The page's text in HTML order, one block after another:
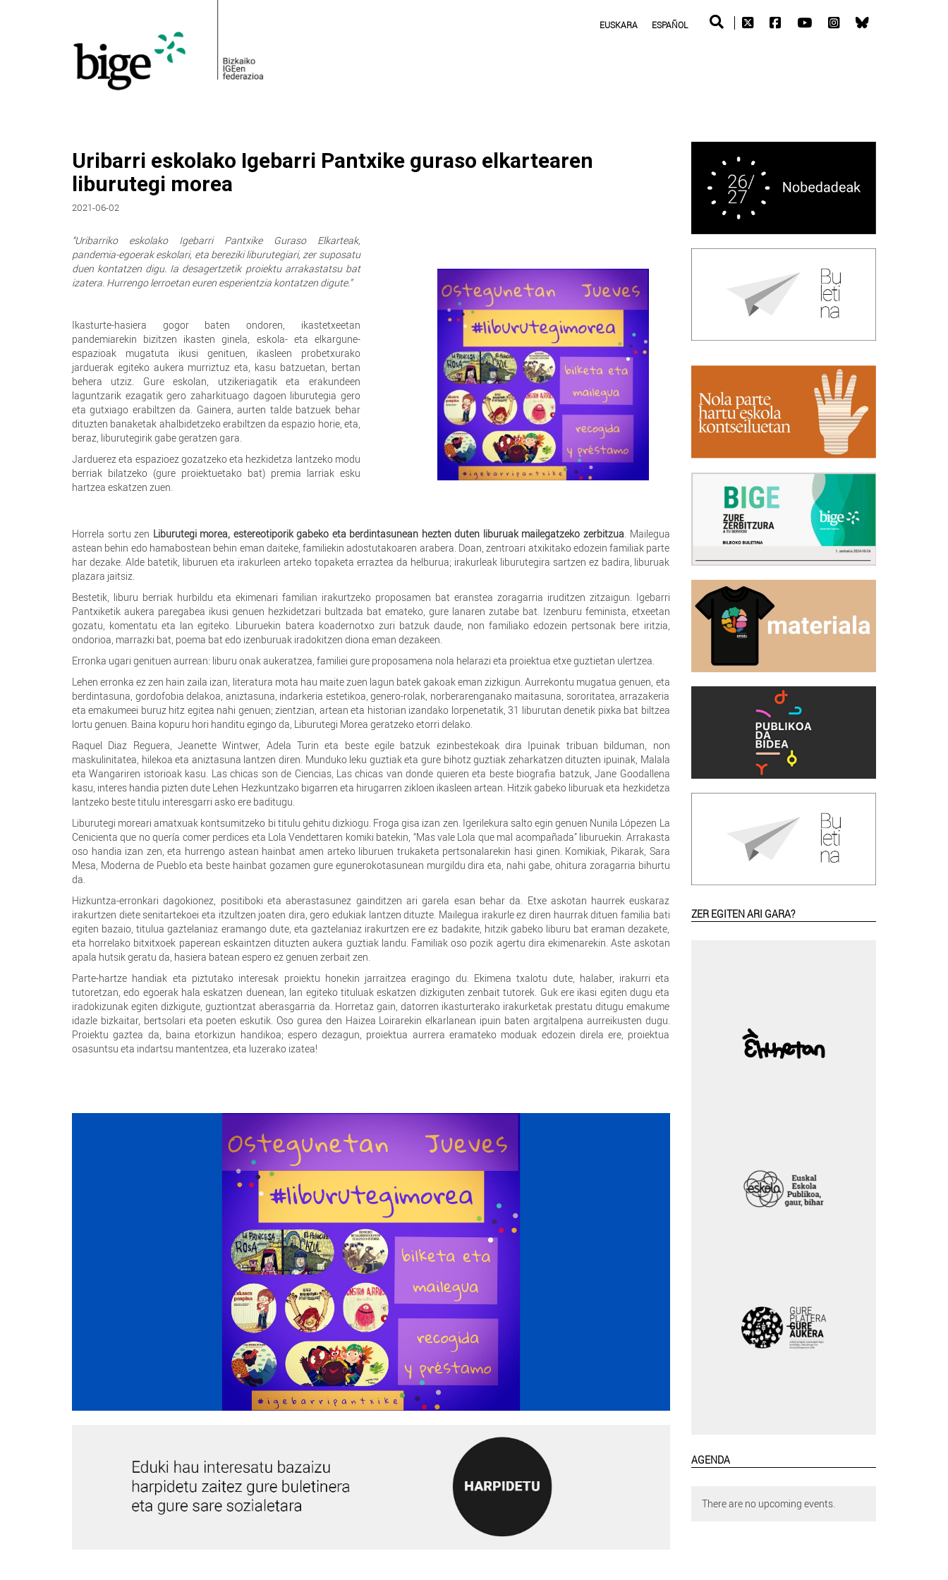
EUSKARA ESPAÑOL
Uribarri eskolako Igebarri Pantxike guraso elkartearen
liburutegi morea
2021-06-02
“Uribarriko eskolako Igebarri Pantxike Guraso Elkarteak,
pandemia-egoerak eskolari, eta bereziki liburutegiari, zer suposatu
duen kontatzen digu. Ia desagertzetik proiektu arrakastatsu bat
izatera. Hurrengo lerroetan euren esperientzia kontatzen digute.”
Ikasturte-hasiera gogor baten ondoren, ikastetxeetan
pandemiarekin bizitzen ikasten ginela, eskola- eta elkargune-
espazioak mugatuta ikusi genituen, ikasleen probetxurako
jarduerak egiteko aukera murriztuz eta, kasu batzuetan, bertan
behera utziz. Gure eskolan, utzikeriagatik eta erakundeen
laguntzarik ezagatik gero zaharkituago dagoen liburutegia gero
eta gutxiago erabiltzen da. Gainera, aurten talde batzuek behar
dituzten banaketak ahalbidetzeko erabiltzen da espazio horie, eta,
beraz, liburutegirik gabe geratzen gara.
Jarduerez eta espazioez gozatzeko eta hezkidetza lantzeko modu
berriak bilatzeko (gure proiektuetako bat) premia larriak esku
hartzea eskatzen zuen.
Horrela sortu zen Liburutegi morea, estereotiporik gabeko eta berdintasunean hezten duten liburuak mailegatzeko zerbitzua. Mailegua
astean behin edo hamabostean behin eman daiteke, familiekin adostutakoaren arabera. Doan, zentroari atxikitako edozein familiak parte
har dezake. Alde batetik, liburuen eta irakurleen arteko topaketa erraztea da helburua; irakurleak liburutegira sartzen ez badira, liburuak
plazara jaitsiz.
Bestetik, liburu berriak hurbildu eta ekimenari familian irakurtzeko proposamen bat eranstea zoragarria iruditzen zitzaigun. Igebarri
Pantxiketik aukera paregabea ikusi genuen hezkidetzari bultzada bat emateko, gure lanaren zutabe bat. Izenburu feminista, etxeetan
gozatu, komentatu eta lan egiteko. Liburuekin batera koadernotxo zuri batzuk daude, non familiako edozein pertsonak bere iritzia,
ondorioa, marrazki bat, poema bat edo izenburuak iradokitzen diona eman dezakeen.
Erronka ugari genituen aurrean: liburu onak aukeratzea, familiei gure proposamena nola helarazi eta proiektua etxe guztietan ulertzea.
Lehen erronka ez zen hain zaila izan, literatura mota hau maite zuen lagun batek gakoak eman zizkigun. Aurrekontu mugatua genuen, eta
berdintasuna, gordofobia delakoa, aniztasuna, indarkeria estetikoa, genero-rolak, norberarenganako maitasuna, sororitatea, arrazakeria
eta emakumeei buruz hitz egitea nahi genuen; zientzian, artean eta historian izandako lorpenetatik, 31 liburutan denetik pixka bat biltzea
lortu genuen. Baina kopuru hori handitu egingo da, Liburutegi Morea geratzeko etorri delako.
Raquel Diaz Reguera, Jeanette Wintwer, Adela Turin eta beste egile batzuk ezinbestekoak dira Ipuinak tribuan bilduman, non
maskulinitatea, hilekoa eta aniztasuna lantzen diren. Munduko leku guztiak eta gure bihotz guztiak zeharkatzen dituzten ipuinak, Malala
eta Wangariren istorioak kasu. Las chicas son de Ciencias, Las chicas van donde quieren eta beste biografia batzuk, Jane Goodallena
kasu, interes handia pizten dute Lehen Hezkuntzako bigarren eta hirugarren zikloen ikasleen artean. Hitzik gabeko liburuak eta hezkidetza
lantzeko beste titulu interesgarri asko ere baditugu.
Liburutegi moreari amatxuak kontsumitzeko bi titulu gehitu dizkiogu. Froga gisa izan zen. Igerilekura salto egin genuen Nunila Lópezen La
Cenicienta que no quería comer perdices eta Lola Vendettaren komiki batekin, “Mas vale Lola que mal acompañada” liburuekin. Arrakasta
oso handia izan zen, eta hurrengo astean hainbat amen arteko liburuen trukaketa pertsonalarekin hasi ginen. Komikiak, Pikarak, Sara
Mesa, Moderna de Pueblo eta beste hainbat gozamen gure egunerokotasunean murgildu dira eta, nahi gabe, ohitura zoragarria bihurtu
da.
Hizkuntza-erronkari dagokionez, positiboki eta aberastasunez gainditzen ari garela esan behar da. Etxe askotan haurrek euskaraz
irakurtzen diete senitartekoei eta itzultzen joaten dira, gero edukiak lantzen dituzte. Mailegua irakurle ez diren haurrak dituen familia bati
egiten bazaio, titulua gaztelaniaz eramango dute, eta gaztelaniaz irakurtzen ere ez badakite, hitzik gabeko liburu bat eraman dezakete,
eta horrelako bitxitxoek paperean eskaintzen dituzten aukera guztiak landu. Familiak oso pozik agertu dira ekimenarekin. Aste askotan
apala hutsik geratu da, hasiera batean espero ez genuen zerbait zen.
Parte-hartze handiak eta piztutako interesak proiektu honekin jarraitzea eragingo du. Ekimena txalotu dute, halaber, irakurri eta
tutoretzan, edo egoerak hala eskatzen duenean, lan egiteko tituluak eskatzen dizkiguten zenbait tutorek. Guk ere ikasi egiten dugu eta
iradokizunak egiten dizkigute, guztiontzat aberasgarria da. Horretaz gain, datorren ikasturterako irakurketak prestatu ditugu emakume
idazle bizkaitar, bertsolari eta poeten eskutik. Oso gurea den Haizea Loirarekin elkarlanean ipuin baten argitalpena aurreikusten dugu.
Proiektu gaztea da, baina etorkizun handikoa; espero dezagun, proiektua aurrera eramateko moduak edozein direla ere, proiektua
osasuntsu eta indartsu mantentzea, eta luzerako izatea!
ZER EGITEN ARI GARA?
AGENDA
There are no upcoming events.